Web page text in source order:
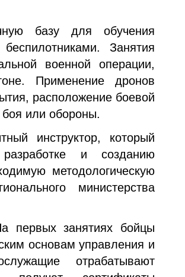
базу для обучения
Занятия
военной операции,
Применение дронов
расположение боевой
боя или обороны.
инструктор, который
и созданию
методологическую
министерства
первых занятиях бойцы
основам управления и
отрабатывают